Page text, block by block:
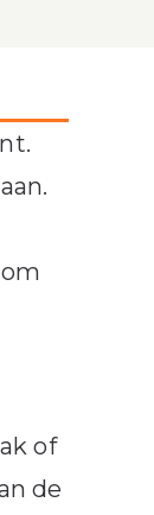
of
de